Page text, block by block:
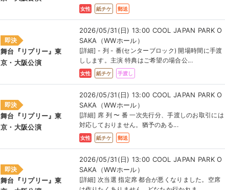
女性 紙チケ 郵送
即決
舞台『リプリー』東
京・大阪公演
2026/05/31(日) 13:00 COOL JAPAN PARK O
SAKA（WWホール）
[詳細] - 列 - 番(センターブロック) 開場時間に手渡
しします。主演 特典はご希望の場合公...
女性 紙チケ 手渡し
即決
舞台『リプリー』東
京・大阪公演
2026/05/31(日) 13:00 COOL JAPAN PARK O
SAKA（WWホール）
[詳細] 席 列 〜 番 一次先行分、手渡しのお取引には
対応しておりません。猶予のある...
女性 紙チケ 郵送
即決
舞台『リプリー』東
2026/05/31(日) 13:00 COOL JAPAN PARK O
SAKA（WWホール）
[詳細] 次当選 指定席 都合が悪くなりました。空席